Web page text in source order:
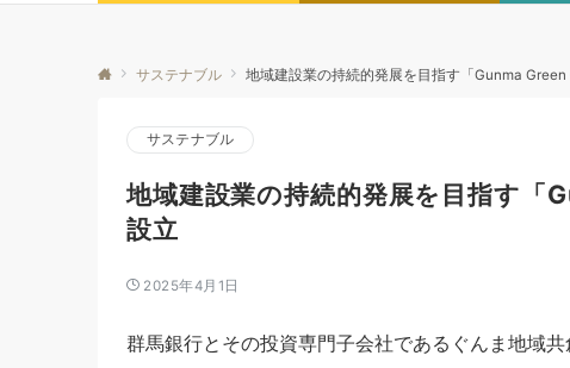
サステナブル 地域建設業の持続的発展を目指す「Gunma
サステナブル
地域建設業の持続的発展を目指す「
設立
2025年4月1日
群馬銀行とその投資専門子会社であるぐんま地域